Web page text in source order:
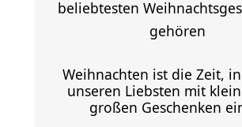
beliebtesten
gehören
Weihnachten ist die Zeit,
unseren Liebsten mit
großen Geschenken